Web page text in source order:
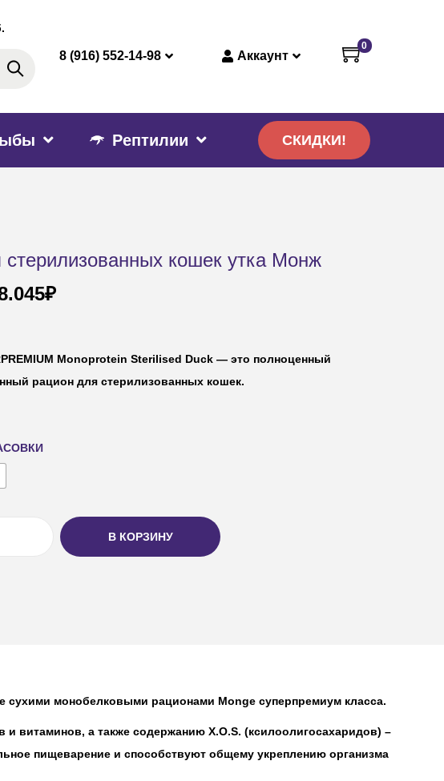
Поиск
8 (916) 552-14-98 Аккаунт
0
Рептилии СКИДКИ!
кошек утка Монж
₽
Monoprotein Sterilised Duck — это полноценный
рацион для стерилизованных кошек.
В КОРЗИНУ
сухими монобелковыми рационами Monge суперпремиум класса.
витаминов, а также содержанию X.O.S. (ксилоолигосахаридов) –
пищеварение и способствуют общему укреплению организма